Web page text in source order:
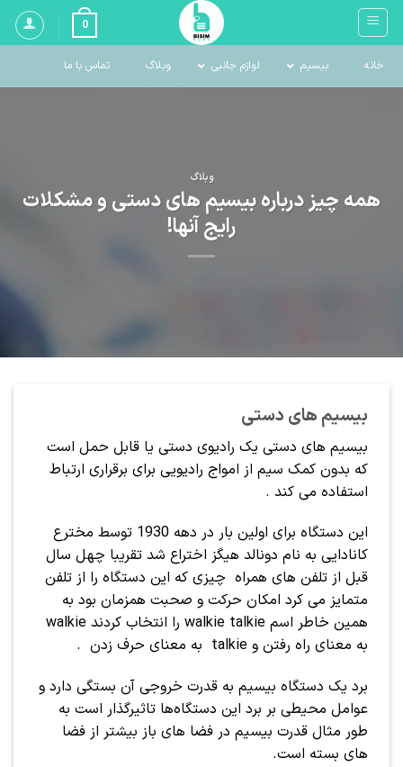
Skip
0
خانه بیسیم لوازم جانبی وبلاگ تماس با ما
وبلاگ
همه چیز درباره بیسیم های دستی و مشکلات
رایج آنها!
بیسیم های دستی
بیسیم های دستی یک رادیوی دستی یا قابل حمل است
که بدون کمک سیم از امواج رادیویی برای برقراری ارتباط
استفاده می کند .
این دستگاه برای اولین بار در دهه 1930 توسط مخترع
کانادایی به نام دونالد هیگز اختراع شد تقریبا چهل سال
قبل از تلفن های همراه چیزی که این دستگاه را از تلفن
متمایز می کرد امکان حرکت و صحبت همزمان بود به
همین خاطر اسم walkie talkie را انتخاب کردند walkie
به معنای راه رفتن و talkie به معنای حرف زدن .
برد یک دستگاه بیسیم به قدرت خروجی آن بستگی دارد و
عوامل محیطی بر برد این دستگاه‌ها تاثیرگذار است به
طور مثال قدرت بیسیم در فضا های باز بیشتر از فضا
های بسته است.